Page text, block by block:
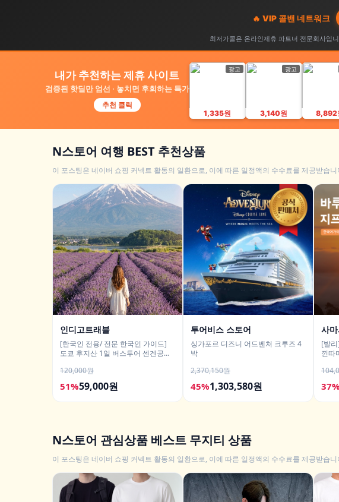
🔥 VIP 콜밴 네트워크
최저가콜은 온라인제휴 파트너 전문회사입
내가 추천하는 제휴 사이트
검증된 핫딜만 엄선 · 놓치면 후회하는 특가
추천 클릭
광고
1,335원
광고
3,140원 8,892
N스토어 여행 BEST 추천상품
이 포스팅은 네이버 쇼핑 커넥트 활동의 일환으로, 이에 따른 일정액의 수수료를 제공받습니
인디고트래블
[한국인 전용/ 전문 한국인 가이드]
도쿄 후지산 1일 버스투어 센겐공원
120,000원
51%59,000원
투어비스 스토어
싱가포르 디즈니 어드벤처 크루즈 4
박
2,370,150원
45%1,303,580원
사
[발
낀따
37%
N스토어 관심상품 베스트 무지티 상품
이 포스팅은 네이버 쇼핑 커넥트 활동의 일환으로, 이에 따른 일정액의 수수료를 제공받습니